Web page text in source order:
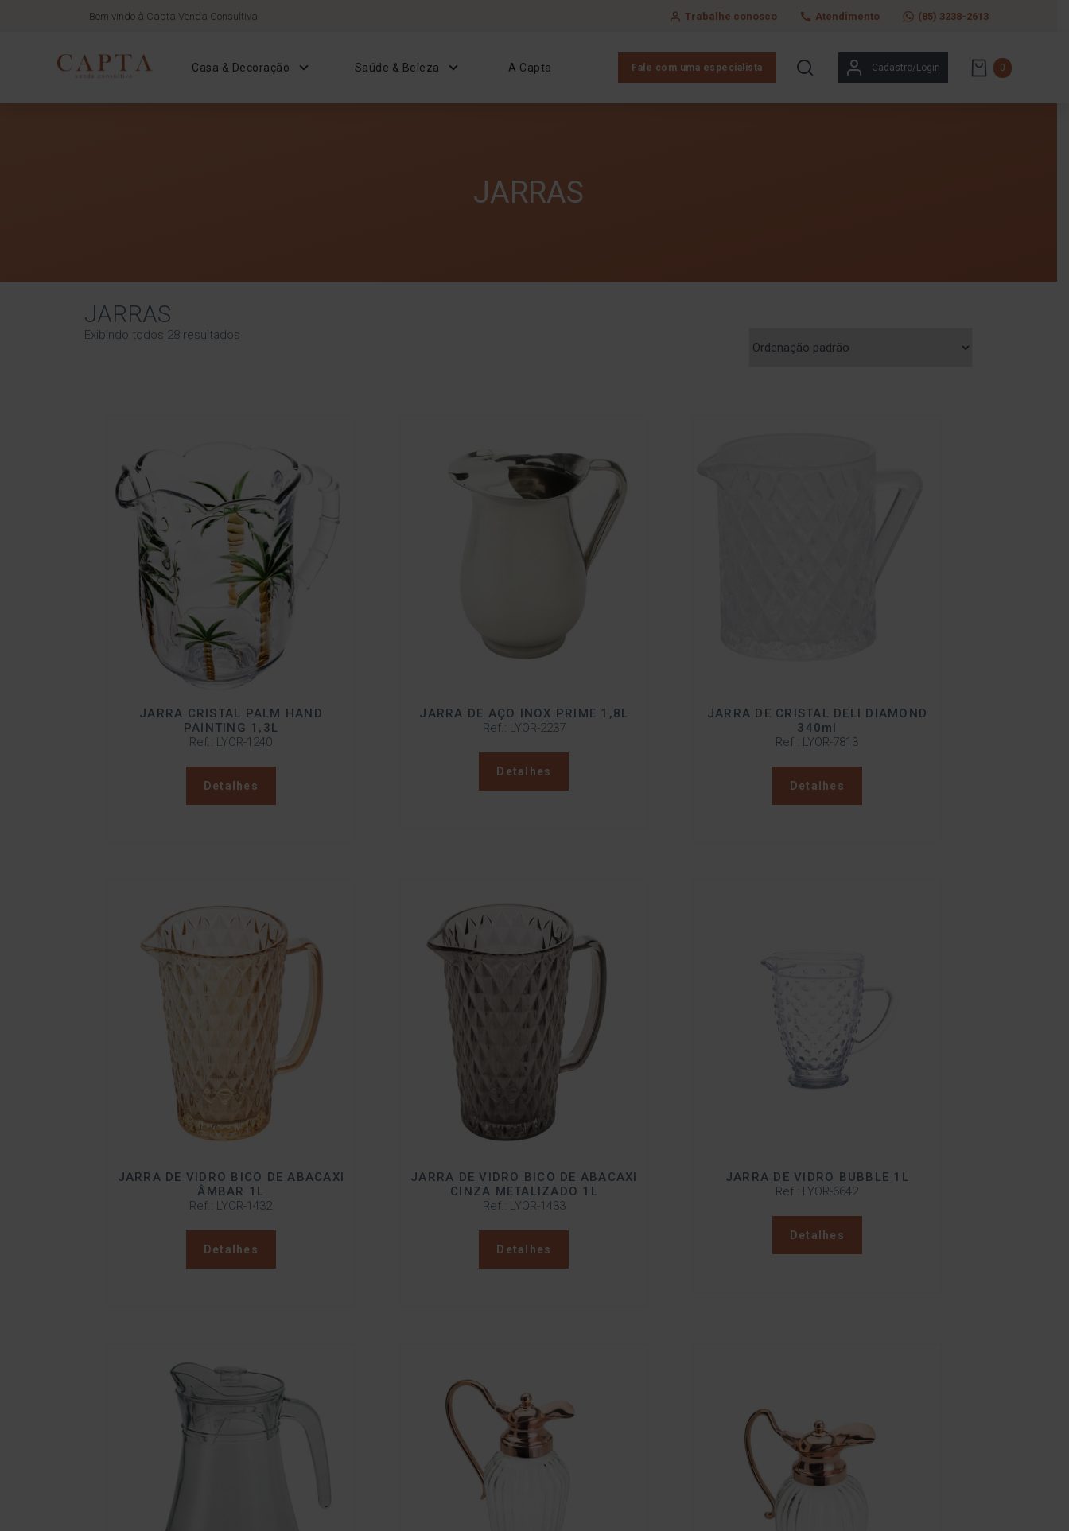
Bem vindo à Capta Venda Consultiva Trabalhe conosco Atendimento (85) 3238-2613
Casa & Decoração Saúde & Beleza A Capta Fale com uma especialista Cadastro/Login 0
JARRAS
JARRAS
Exibindo todos 28 resultados
JARRA CRISTAL PALM HAND
PAINTING 1,3L
Ref.: LYOR-1240
Detalhes
JARRA DE AÇO INOX PRIME 1,8L
Ref.: LYOR-2237
Detalhes
JARRA DE CRISTAL DELI DIAMOND
340ml
Ref.: LYOR-7813
Detalhes
JARRA DE VIDRO BICO DE ABACAXI
ÂMBAR 1L
Ref.: LYOR-1432
Detalhes
JARRA DE VIDRO BICO DE ABACAXI
CINZA METALIZADO 1L
Ref.: LYOR-1433
Detalhes
JARRA DE VIDRO BUBBLE 1L
Ref.: LYOR-6642
Detalhes